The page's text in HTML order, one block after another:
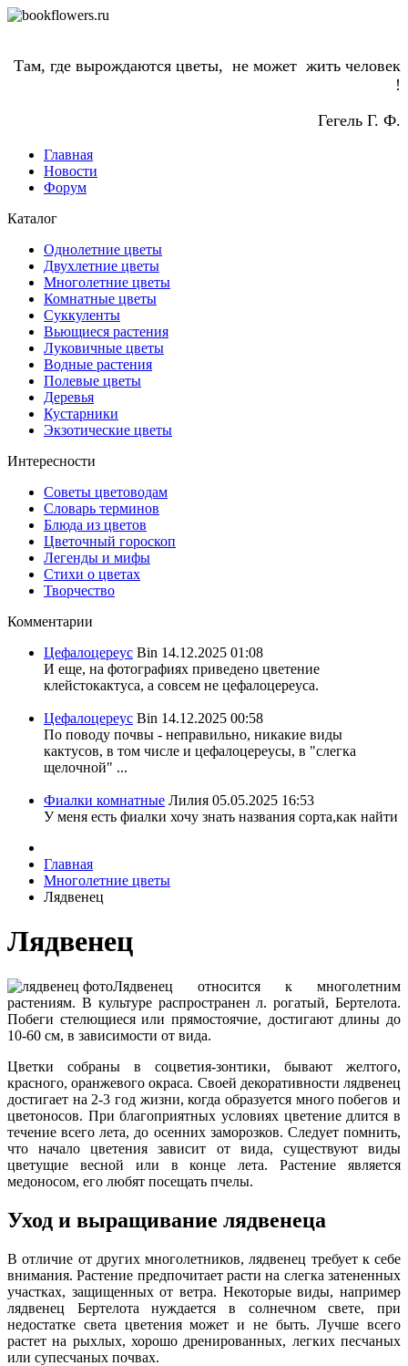
Там, где вырождаются цветы, не может жить человек
!
Гегель Г. Ф.
Главная
Новости
Форум
Каталог
Однолетние цветы
Двухлетние цветы
Многолетние цветы
Комнатные цветы
Суккуленты
Вьющиеся растения
Луковичные цветы
Водные растения
Полевые цветы
Деревья
Кустарники
Экзотические цветы
Интересности
Советы цветоводам
Словарь терминов
Блюда из цветов
Цветочный гороскоп
Легенды и мифы
Стихи о цветах
Творчество
Комментарии
Цефалоцереус Bin 14.12.2025 01:08
И еще, на фотографиях приведено цветение
клейстокактуса, а совсем не цефалоцереуса.
Цефалоцереус Bin 14.12.2025 00:58
По поводу почвы - неправильно, никакие виды
кактусов, в том числе и цефалоцереусы, в "слегка
щелочной" ...
Фиалки комнатные Лилия 05.05.2025 16:53
У меня есть фиалки хочу знать названия сорта,как найти
Главная
Многолетние цветы
Лядвенец
Лядвенец
Лядвенец относится к многолетним
растениям. В культуре распространен л. рогатый, Бертелота.
Побеги стелющиеся или прямостоячие, достигают длины до
10-60 см, в зависимости от вида.
Цветки собраны в соцветия-зонтики, бывают желтого,
красного, оранжевого окраса. Своей декоративности лядвенец
достигает на 2-3 год жизни, когда образуется много побегов и
цветоносов. При благоприятных условиях цветение длится в
течение всего лета, до осенних заморозков. Следует помнить,
что начало цветения зависит от вида, существуют виды
цветущие весной или в конце лета. Растение является
медоносом, его любят посещать пчелы.
Уход и выращивание лядвенеца
В отличие от других многолетников, лядвенец требует к себе
внимания. Растение предпочитает расти на слегка затененных
участках, защищенных от ветра. Некоторые виды, например
лядвенец Бертелота нуждается в солнечном свете, при
недостатке света цветения может и не быть. Лучше всего
растет на рыхлых, хорошо дренированных, легких песчаных
или супесчаных почвах.